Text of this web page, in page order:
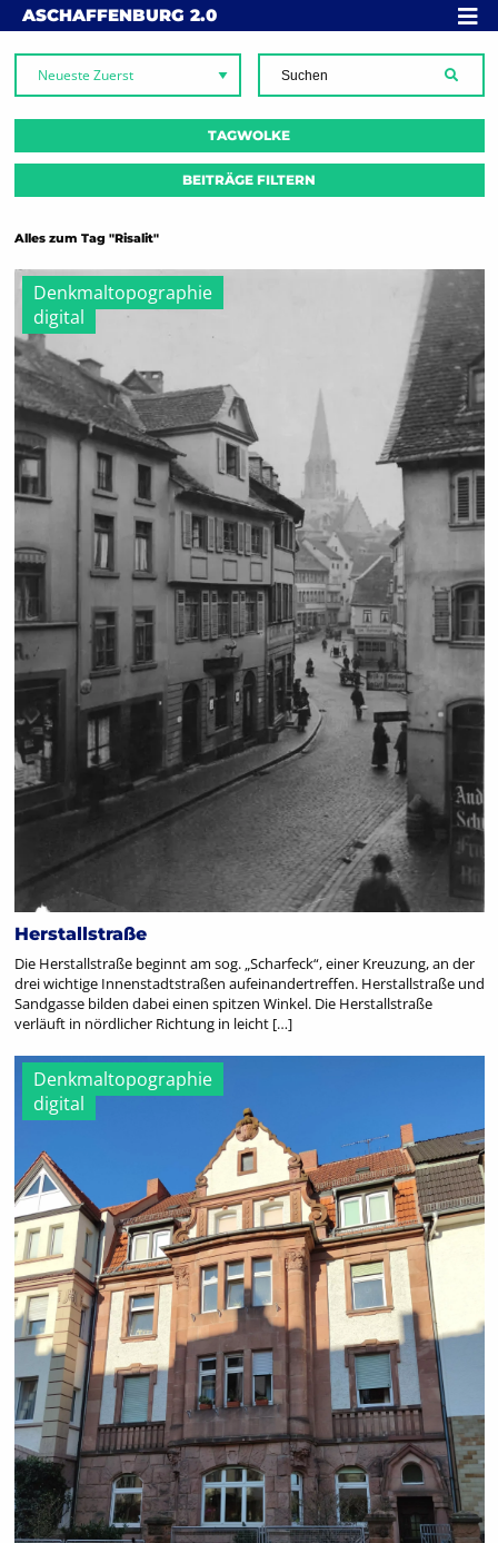
Skip to content
ASCHAFFENBURG 2.0 MENÜ
TAGWOLKE
BEITRÄGE FILTERN
Alles zum Tag "Risalit"
Denkmaltopographie
digital
Herstallstraße
Die Herstallstraße beginnt am sog. „Scharfeck“, einer Kreuzung, an der
drei wichtige Innenstadtstraßen aufeinandertreffen. Herstallstraße und
Sandgasse bilden dabei einen spitzen Winkel. Die Herstallstraße
verläuft in nördlicher Richtung in leicht […]
Denkmaltopographie
digital